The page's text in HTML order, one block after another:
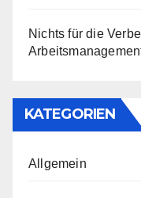
Nichts für die
KATEGORIEN
Allgemein